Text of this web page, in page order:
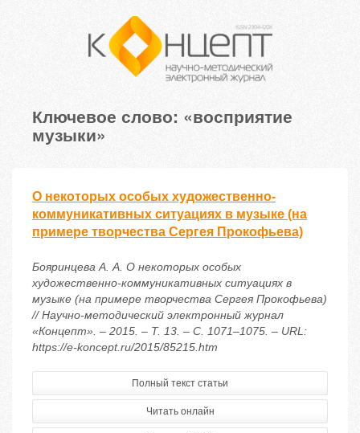
Ключевое слово: «восприятие
музыки»
О некоторых особых художественно-
коммуникативных ситуациях в музыке (на
примере творчества Сергея Прокофьева)
Бояринцева А. А. О некоторых особых
художественно-коммуникативных ситуациях в
музыке (на примере творчества Сергея Прокофьева)
// Научно-методический электронный журнал
«Концепт». – 2015. – Т. 13. – С. 1071–1075. – URL:
https://e-koncept.ru/2015/85215.htm
Полный текст статьи
Читать онлайн